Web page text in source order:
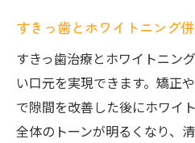
すきっ歯とホワイトニング
すきっ歯治療とホワイトニン
い口元を実現できます。矯正
で隙間を改善した後にホワイ
全体のトーンが明るくなり、